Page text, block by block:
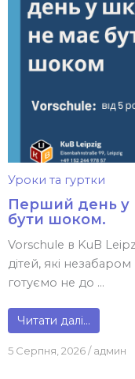
Уроки та гуртки
Перший день у
бути шоком.
Vorschule в KuB
дітей, які
готуємо не до ...
Читати далі…
5 Серпня, 2026/админ